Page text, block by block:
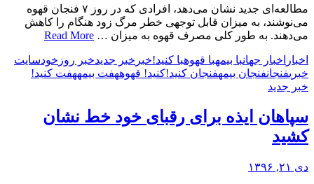
مطالعه‌ای جدید نشان می‌دهد، افرادی که در روز ۷ فنجان قهوه
می‌نوشند، به میزان قابل توجهی خطر مرگ زود هنگام را کاهش
می‌دهند. به طور کلی مصرف قهوه به میزان … Read More
اخبار اخبار جهانبا بیمهبا قهوهبا کنید!خبر خبر جدیدخبر روز خودسایت
خبریفنجانفنجان بیمهفنجان کنید!کنید! قهوههفت بیمههفت کنید!
خبر جدید
سپاهان ایذه برای رقبای خود خط نشان
کشید
دی ۲۱, ۱۳۹۶